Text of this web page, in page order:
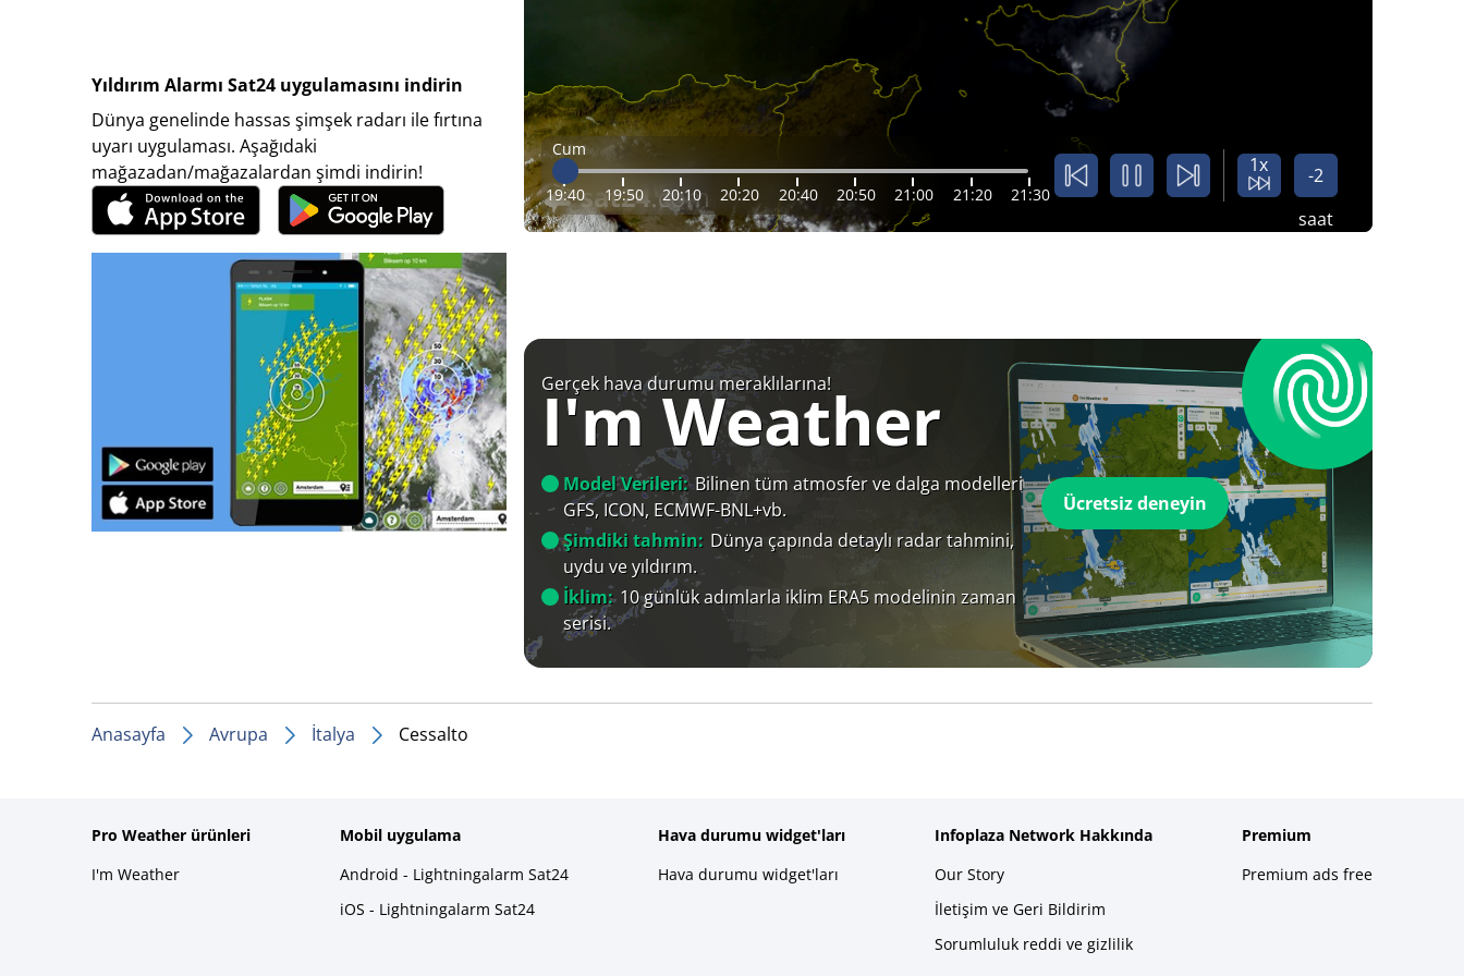
Yıldırım Alarmı Sat24 uygulamasını indirin
Dünya genelinde hassas şimşek radarı ile fırtına
uyarı uygulaması. Aşağıdaki
mağazadan/mağazalardan şimdi indirin!
Cum
19:40 19:50 20:10 20:20 20:40 20:50 21:00 21:20 21:30
1x
-2
saat
Gerçek hava durumu meraklılarına!
I'm Weather
Model Verileri: Bilinen tüm atmosfer ve dalga modelleri
GFS, ICON, ECMWF-BNL+vb.
Şimdiki tahmin: Dünya çapında detaylı radar tahmini,
uydu ve yıldırım.
İklim: 10 günlük adımlarla iklim ERA5 modelinin zaman
serisi.
Ücretsiz deneyin
Anasayfa Avrupa İtalya Cessalto
Pro Weather ürünleri
I'm Weather
Mobil uygulama
Android - Lightningalarm Sat24
iOS - Lightningalarm Sat24
Hava durumu widget'ları
Hava durumu widget'ları
Infoplaza Network Hakkında
Our Story
İletişim ve Geri Bildirim
Sorumluluk reddi ve gizlilik
Premium
Premium ads free